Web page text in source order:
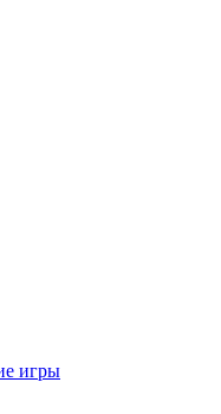
игры